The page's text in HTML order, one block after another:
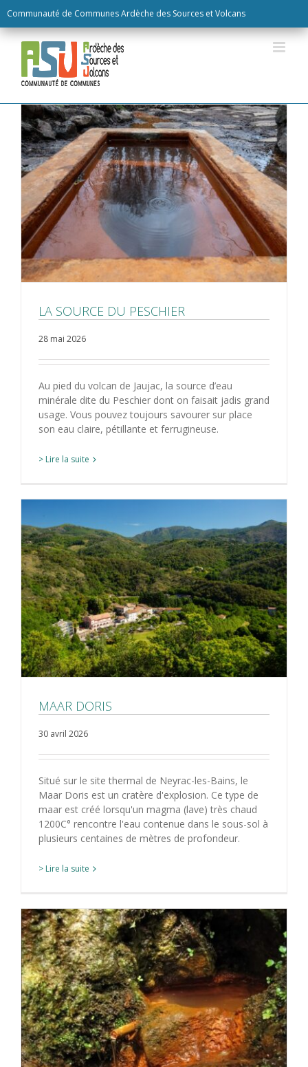
Communauté de Communes Ardèche des Sources et Volcans
to
content
LA SOURCE DU PESCHIER
28 mai 2026
Au pied du volcan de Jaujac, la source d’eau
minérale dite du Peschier dont on faisait jadis grand
usage. Vous pouvez toujours savourer sur place
son eau claire, pétillante et ferrugineuse.
> Lire la suite
MAAR DORIS
30 avril 2026
Situé sur le site thermal de Neyrac-les-Bains, le
Maar Doris est un cratère d'explosion. Ce type de
maar est créé lorsqu'un magma (lave) très chaud
1200C° rencontre l'eau contenue dans le sous-sol à
plusieurs centaines de mètres de profondeur.
> Lire la suite